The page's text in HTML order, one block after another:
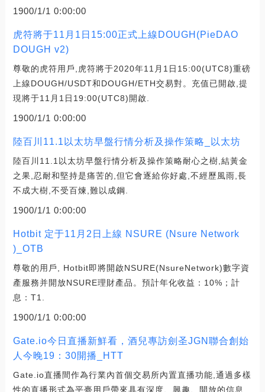
1900/1/1 0:00:00
虎符將于11月1日15:00正式上線DOUGH(PieDAO
DOUGH v2)
尊敬的虎符用戶,虎符將于2020年11月1日15:00(UTC8)重磅
上線DOUGH/USDT和DOUGH/ETH交易對。充值已開啟,提
現將于11月1日19:00(UTC8)開啟.
1900/1/1 0:00:00
陸百川11.1以太坊早盤行情分析及操作策略_以太坊
陸百川11.1以太坊早盤行情分析及操作策略耐心之樹,結黃金
之果,忍耐和堅持是痛苦的,但它會逐給你好處,不經歷風雨,長
不成大樹,不受百煉,難以成鋼.
1900/1/1 0:00:00
Hotbit 定于11月2日上線 NSURE (Nsure Network
)_OTB
尊敬的用戶, Hotbit即將開啟NSURE(NsureNetwork)數字資
產服務并開放NSURE理財產品。預計年化收益：10%；計
息：T1.
1900/1/1 0:00:00
Gate.io今日直播新鮮看，酒兒專訪劍圣JGN聯合創始
人今晚19：30開播_HTT
Gate.io直播間作為行業內首個交易所內置直播功能,通過多樣
性的直播形式為平臺用戶帶來具有深度、興趣、開放的信息